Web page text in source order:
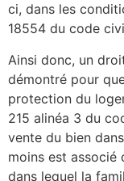
ci, dans les
18554 du code
Ainsi donc, un
démontré pour
protection du
215 alinéa 3 du
vente du bien
moins est associé
dans lequel la